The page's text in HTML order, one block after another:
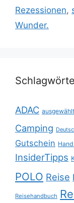
Rezessionen,
Wunder.
ADAC
Camping
Gutschein
InsiderTipps
POLO Reise
Reisehandbuch